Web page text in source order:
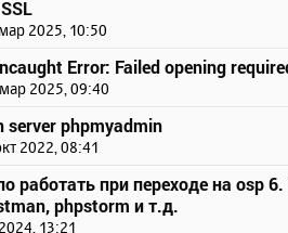
2025, 10:50
Error: Failed opening
2025, 09:40
phpmyadmin
2022, 08:41
работать при переходе на osp
phpstorm и т.д.
13:21